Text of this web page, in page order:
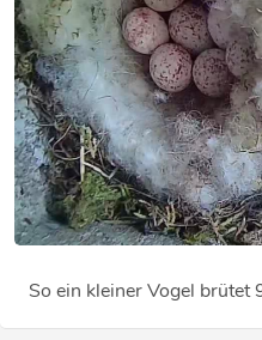
So ein kleiner Vogel brütet